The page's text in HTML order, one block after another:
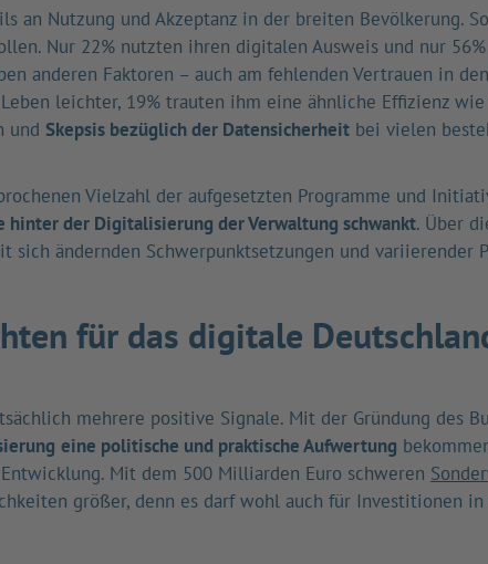
an Nutzung und Akzeptanz in der breiten Bevölkerung.
Nur 22% nutzten ihren digitalen Ausweis und nur
anderen Faktoren – auch am fehlenden Vertrauen in
leichter, 19% trauten ihm eine ähnliche Effizienz
und Skepsis bezüglich der Datensicherheit bei vielen
Vielzahl der aufgesetzten Programme und
hinter der Digitalisierung der Verwaltung schwankt. Über
ändernden Schwerpunktsetzungen und variierender
für das digitale
mehrere positive Signale. Mit der Gründung des
eine politische und praktische Aufwertung
Mit dem 500 Milliarden Euro schweren
größer, denn es darf wohl auch für Investitionen